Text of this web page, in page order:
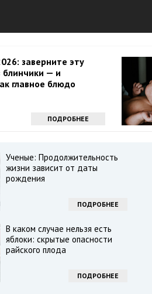
заверните эту
блинчики — и
главное блюдо
ПОДРОБНЕЕ
Ученые: Продолжительность
жизни зависит от даты
рождения
ПОДРОБНЕЕ
В каком случае нельзя есть
яблоки: скрытые опасности
райского плода
ПОДРОБНЕЕ